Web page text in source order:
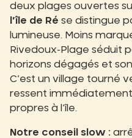
deux plages ouvertes
l’île de Ré se distingue
lumineuse. Moins
Rivedoux-Plage séduit
horizons dégagés et
C’est un village tourné
ressent immédiatement
propres à l’île.
Notre conseil slow :